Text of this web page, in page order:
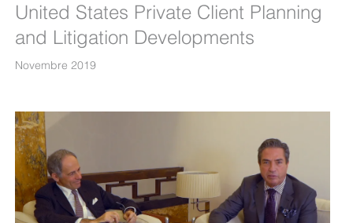
United States Private Client Planning
and Litigation Developments
Novembre 2019